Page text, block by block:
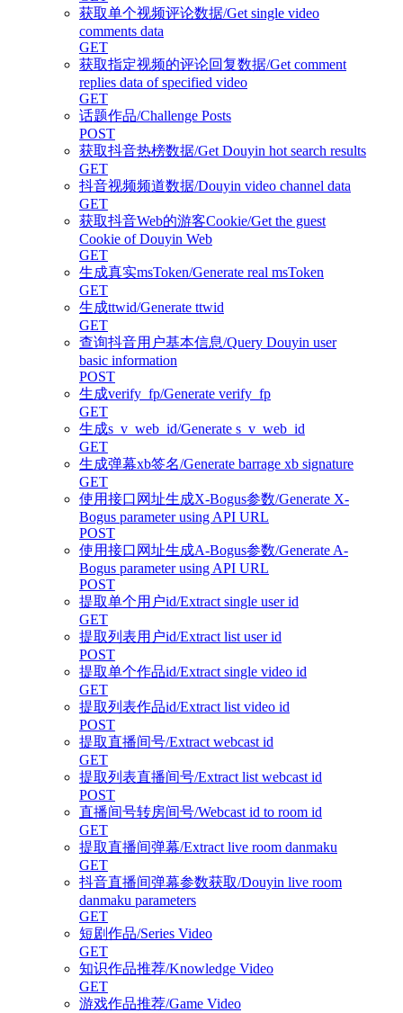
获取单个视频评论数据/Get single video
comments data
GET
获取指定视频的评论回复数据/Get comment
replies data of specified video
GET
话题作品/Challenge Posts
POST
获取抖音热榜数据/Get Douyin hot search results
GET
抖音视频频道数据/Douyin video channel data
GET
获取抖音Web的游客Cookie/Get the guest
Cookie of Douyin Web
GET
生成真实msToken/Generate real msToken
GET
生成ttwid/Generate ttwid
GET
查询抖音用户基本信息/Query Douyin user
basic information
POST
生成verify_fp/Generate verify_fp
GET
生成s_v_web_id/Generate s_v_web_id
GET
生成弹幕xb签名/Generate barrage xb signature
GET
使用接口网址生成X-Bogus参数/Generate X-
Bogus parameter using API URL
POST
使用接口网址生成A-Bogus参数/Generate A-
Bogus parameter using API URL
POST
提取单个用户id/Extract single user id
GET
提取列表用户id/Extract list user id
POST
提取单个作品id/Extract single video id
GET
提取列表作品id/Extract list video id
POST
提取直播间号/Extract webcast id
GET
提取列表直播间号/Extract list webcast id
POST
直播间号转房间号/Webcast id to room id
GET
提取直播间弹幕/Extract live room danmaku
GET
抖音直播间弹幕参数获取/Douyin live room
danmaku parameters
GET
短剧作品/Series Video
GET
知识作品推荐/Knowledge Video
GET
游戏作品推荐/Game Video